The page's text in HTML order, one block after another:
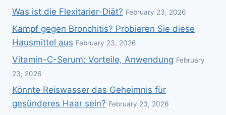
Was ist die Flexitarier-Diät? February 23, 2026
Kampf gegen Bronchitis? Probieren Sie diese
Hausmittel aus February 23, 2026
Vitamin-C-Serum: Vorteile, Anwendung February
23, 2026
Könnte Reiswasser das Geheimnis für
gesünderes Haar sein? February 23, 2026